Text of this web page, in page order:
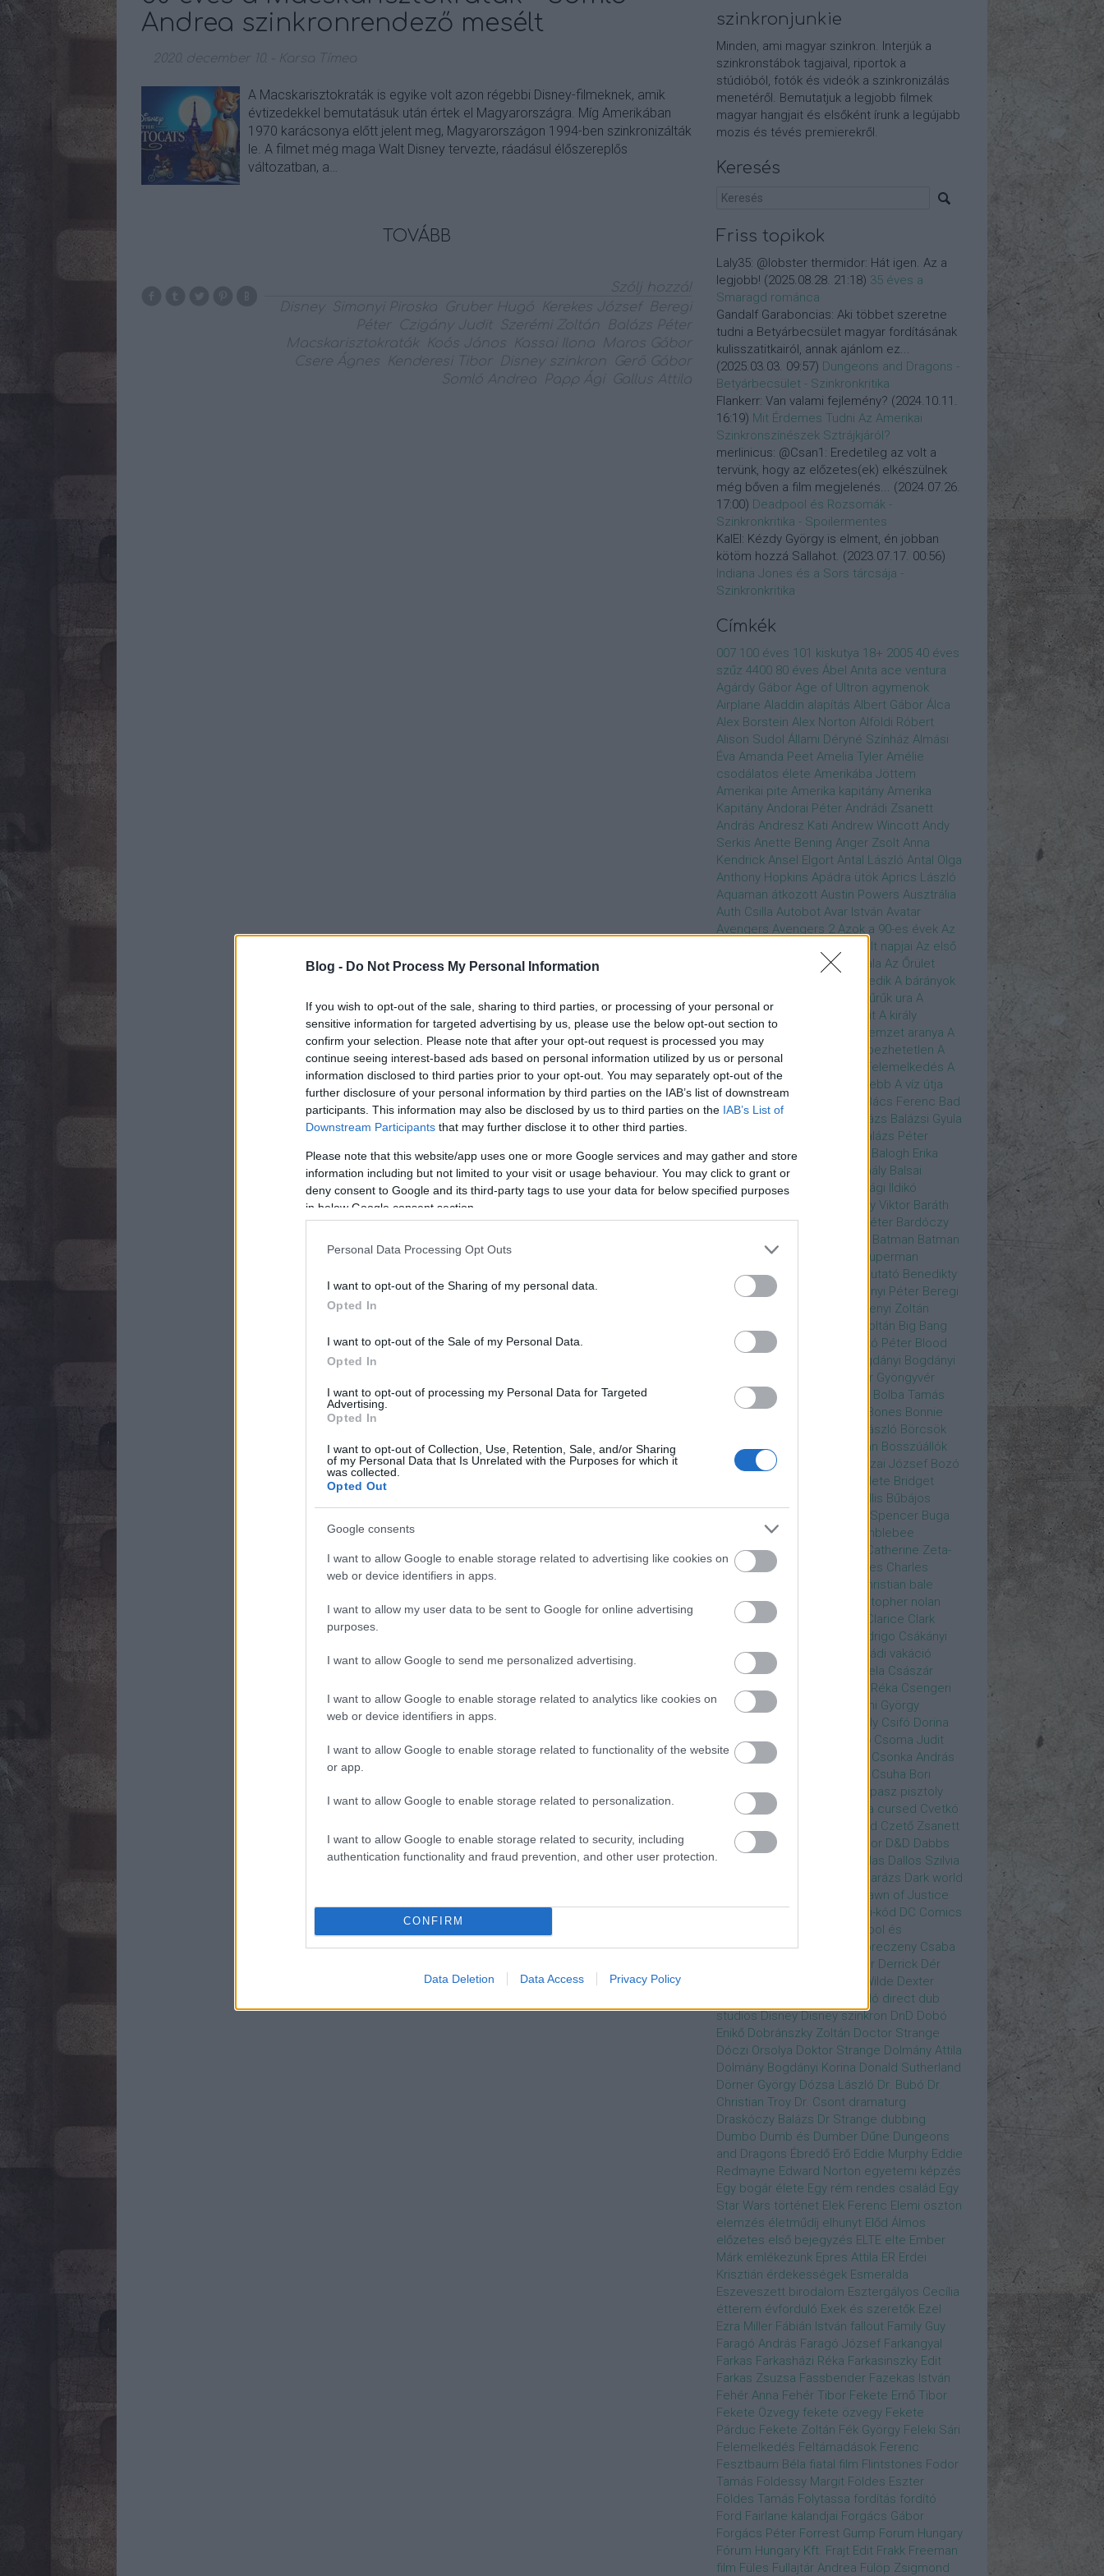
Blog - Do Not Process My Personal Information
If you wish to opt-out of the sale, sharing to third parties, or processing of your personal or
sensitive information for targeted advertising by us, please use the below opt-out section to
confirm your selection. Please note that after your opt-out request is processed you may
continue seeing interest-based ads based on personal information utilized by us or personal
information disclosed to third parties prior to your opt-out. You may separately opt-out of the
further disclosure of your personal information by third parties on the IAB’s list of downstream
participants. This information may also be disclosed by us to third parties on the IAB’s List of
Downstream Participants that may further disclose it to other third parties.
Please note that this website/app uses one or more Google services and may gather and store
information including but not limited to your visit or usage behaviour. You may click to grant or
deny consent to Google and its third-party tags to use your data for below specified purposes
in below Google consent section.
Personal Data Processing Opt Outs
I want to opt-out of the Sharing of my personal data.
Opted In
I want to opt-out of the Sale of my Personal Data.
Opted In
I want to opt-out of processing my Personal Data for Targeted
Advertising.
Opted In
I want to opt-out of Collection, Use, Retention, Sale, and/or Sharing
of my Personal Data that Is Unrelated with the Purposes for which it
was collected.
Opted Out
Google consents
I want to allow Google to enable storage related to advertising like cookies on
web or device identifiers in apps.
I want to allow my user data to be sent to Google for online advertising
purposes.
I want to allow Google to send me personalized advertising.
I want to allow Google to enable storage related to analytics like cookies on
web or device identifiers in apps.
I want to allow Google to enable storage related to functionality of the website
or app.
I want to allow Google to enable storage related to personalization.
I want to allow Google to enable storage related to security, including
authentication functionality and fraud prevention, and other user protection.
CONFIRM
Data Deletion Data Access Privacy Policy
Andrea szinkronrendező mesélt
2020. december 10. Karsa Tímea
A Macskarisztokraták is egyike volt azon régebbi Disney-filmeknek, amik
évtizedekkel bemutatásuk után értek el Magyarországra. Míg Amerikában
1970 karácsonya előtt jelent meg, Magyarországon 1994-ben szinkronizálták
le. A filmet még maga Walt Disney tervezte, ráadásul élőszereplős
változatban, a…
TOVÁBB
Szólj hozzá!
Disney
Simonyi Piroska Gruber Hugó Kerekes József
Beregi
Péter
Czigány Judit Szerémi Zoltán
Balázs Péter
Macskarisztokraták
Koós János Kassai Ilona
Maros Gábor
Csere Ágnes
Kenderesi Tibor Disney szinkron
Gerő Gábor
Somló Andrea
Papp Ági Gallus Attila
szinkronjunkie
Minden, ami magyar szinkron. Interjúk a
szinkronstábok tagjaival, riportok a
stúdióból, fotók és videók a szinkronizálás
menetéről. Bemutatjuk a legjobb filmek
magyar hangjait és elsőként írunk a legújabb
mozis és tévés premierekről.
Keresés
Friss topikok
Laly35: @lobster thermidor: Hát igen. Az a
legjobb! (2025.08.28. 21:18) 35 éves a
Smaragd románca
Gandalf Garaboncias: Aki többet szeretne
tudni a Betyárbecsület magyar fordításának
kulisszatitkairól, annak ajánlom ez...
(2025.03.03. 09:57) Dungeons and Dragons -
Betyárbecsület - Szinkronkritika
Flankerr: Van valami fejlemény? (2024.10.11.
16:19) Mit Érdemes Tudni Az Amerikai
Szinkronszínészek Sztrájkjáról?
merlinicus: @Csan1: Eredetileg az volt a
tervünk, hogy az előzetes(ek) elkészülnek
még bőven a film megjelenés... (2024.07.26.
17:00) Deadpool és Rozsomák -
Szinkronkritika - Spoilermentes
KalEl: Kézdy György is elment, én jobban
kötöm hozzá Sallahot. (2023.07.17. 00:56)
Indiana Jones és a Sors tárcsája -
Szinkronkritika
Címkék
007 100 éves 101 kiskutya 18+ 2005 40 éves
szűz 4400 80 éves Ábel Anita ace ventura
Agárdy Gábor Age of Ultron agymenok
Airplane Aladdin alapítás Albert Gábor Álca
Alex Borstein Alex Norton Alföldi Róbert
Alison Sudol Állami Déryné Színház Almási
Éva Amanda Peet Amelia Tyler Amélie
csodálatos élete Amerikába Jöttem
Amerikai pite Amerika kapitány Amerika
Kapitány Andorai Péter Andrádi Zsanett
András Andresz Kati Andrew Wincott Andy
Serkis Anette Bening Anger Zsolt Anna
Kendrick Ansel Elgort Antal László Antal Olga
Anthony Hopkins Apádra ütök Aprics László
Aquaman átkozott Austin Powers Ausztrália
Auth Csilla Autobot Avar István Avatar
Avengers Avengers 2 Azok a 90-es évek Az
Az eljövendő múlt napjai Az első
Az igazság hajnala Az Őrület
Az Utolsó Jedik A bárányok
A gyűrűk ura A
Hangya és a Darázs
A hobbit A király
beszéde A kis hableány A nemzet aranya A
Notre Dame i toronyőr
A sebezhetetlen A
sötét lovag A sötét lovag - Felemelkedés A
szomszéd nője mindig zöldebb A víz útja
Baby Driver Bácskai János Bács Ferenc Bad
Boys Bajos csajok Balázs Balázsi Gyula
Balázs Péter
Baldurs Gate 3
Balogh Erika
Balogh Mix Stúdió
Balog Mihály Balsai
Mónika Bánfalvi Eszter
Bánsági Ildikó
Baradlay Viktor Baráth
István Barát Attia Barbinek Péter Bardóczy
Batman Batman
Superman ellen
Batman v Superman
Beetlejuice
bemutató Benedikty
Marcell
Benkő Péter Bercsényi Péter Beregi
Berzsenyi Zoltán
Bezerédi Zoltán Big Bang
Media Kft.
Blake Lively Blaskó Péter Blood
Bogdányi Bogdányi
Bognár Gyöngyvér
Bognár Tamás
Bolba Tamás
Boldog Gábor
Bones Bonnie
Borbély László Börcsök
Enikő Boros Zoltán Bor Zoltán Bosszúállók
Botár Endre
Bozai József Bozó
Brian élete Bridget
Bruce Willis Bűbájos
Bud Spencer Buga
bukott birodalom
Bumblebee
Cameron Diaz
Catherine Zeta-
Jones CD Projekt Red Charles Charles
christian bale
Christopher Eccleston
christopher nolan
Chris Hemsworth
Clarice Clark
Crespo Rodrigo Csákányi
Eszter Csákányi László
Családi vakáció
Csankó Zoltán
Császár Angela Császár
Róbert Cseke Péter Csellár Réka Csengeri
Attila
Csere Ágnes
Cserhalmi György
Csiby Gergely Csifó Dorina
Csillagok Háborúja
Csodanő Csoma Judit
Csomós Mari
Csonka András
Csuha Bori
Csuha Lajos
Csupasz pisztoly
Csurka László
Csűrös Karola cursed Cvetkó
Czető Roland Czető Zsanett
Czigány Judit
Czvetkó Sándor D&D Dabbs
Greer
Dallas Dallos Szilvia
Darázs Dark world
Dawn of Justice
Days of Future Past
Da Vinci-kód DC Comics
Deadpool és
Rozsomák Dead To Me
Debreczeny Csaba
Denevérember Derrick Dér
Devora Wilde Dexter
díjátadó direct dub
studios Disney Disney szinkron DnD Dobó
Enikő Dobránszky Zoltán Doctor Strange
Dóczi Orsolya Doktor Strange Dolmány Attila
Dolmány Bogdányi Korina Donald Sutherland
Dörner György Dózsa László Dr. Bubó Dr.
Christian Troy Dr. Csont dramaturg
Draskóczy Balázs Dr Strange dubbing
Dumbo Dumb és Dumber Dűne Dungeons
and Dragons Ébredő Erő Eddie Murphy Eddie
Redmayne Edward Norton egyetemi képzés
Egy bogár élete Egy rém rendes család Egy
Star Wars történet Elek Ferenc Elemi ösztön
elemzés életműdíj elhunyt Előd Álmos
előzetes első bejegyzés ELTE elte Ember
Márk emlékezünk Epres Attila ER Erdei
Krisztián érdekességek Esmeralda
Eszeveszett birodalom Esztergályos Cecília
étterem évforduló Exek és szeretők Ezel
Ezra Miller Fábián István fallout Family Guy
Faragó András Faragó József Farkangyal
Farkas Farkasházi Réka Farkasinszky Edit
Farkas Zsuzsa Fassbender Fazekas István
Fehér Anna Fehér Tibor Fekete Ernő Tibor
Fekete Özvegy fekete özvegy Fekete
Párduc Fekete Zoltán Fék György Feleki Sári
Felemelkedés Feltámadások Ferenc
Fesztbaum Béla fiatal film Flintstones Fodor
Tamás Földessy Margit Földes Eszter
Földes Tamás Folytassa fordítás fordító
Ford Fairlane kalandjai Forgács Gábor
Forgács Péter Forrest Gump Forum Hungary
Fórum Hungary Kft. Frajt Edit Frakk Freeman
film Füles Fullajtár Andrea Fülöp Zsigmond